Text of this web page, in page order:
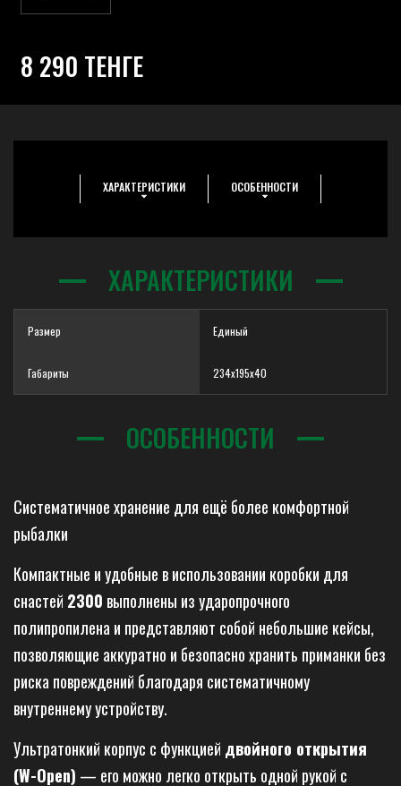
8 290 ТЕНГЕ
ХАРАКТЕРИСТИКИ ОСОБЕННОСТИ
ХАРАКТЕРИСТИКИ
Размер Единый
Габариты 234x195x40
ОСОБЕННОСТИ
Систематичное хранение для ещё более комфортной
рыбалки
Компактные и удобные в использовании коробки для
снастей 2300 выполнены из ударопрочного
полипропилена и представляют собой небольшие кейсы,
позволяющие аккуратно и безопасно хранить приманки без
риска повреждений благодаря систематичному
внутреннему устройству.
Ультратонкий корпус с функцией двойного открытия
(W-Open) — его можно легко открыть одной рукой с